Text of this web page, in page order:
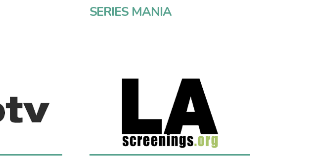
SERIES MANIA